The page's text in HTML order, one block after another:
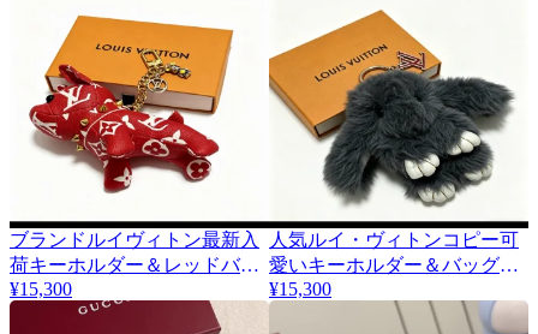
ブランドルイヴィトン最新入
荷キーホルダー＆レッドバッ
グチャーム467814贈り物に最
¥15,300
人気ルイ・ヴィトンコピー可
愛いキーホルダー＆バッグチ
ャーム 467817
¥15,300